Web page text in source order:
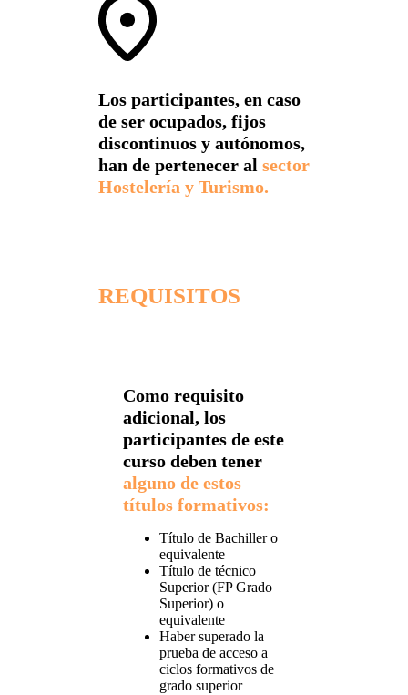
Los participantes, en caso
de ser ocupados, fijos
discontinuos y autónomos,
han de pertenecer al sector
Hostelería y Turismo.
REQUISITOS
Como requisito
adicional, los
participantes de este
curso deben tener
alguno de estos
títulos formativos:
Título de Bachiller o
equivalente
Título de técnico
Superior (FP Grado
Superior) o
equivalente
Haber superado la
prueba de acceso a
ciclos formativos de
grado superior